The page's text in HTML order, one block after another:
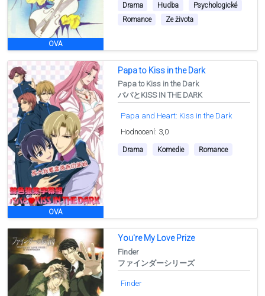
OVA
Drama Hudba
Psychologické
Romance
Ze života
OVA
Papa to Kiss in the Dark
Papa to Kiss in the Dark
パパとKISS IN THE DARK
Papa and Heart: Kiss in the Dark
Hodnocení: 3,0
Drama Komedie Romance
You're My Love Prize
Finder
ファインダーシリーズ
Finder